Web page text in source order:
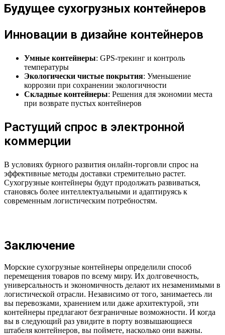
Будущее сухогрузных контейнеров
Инновации в дизайне контейнеров
Умные контейнеры: GPS-трекинг и контроль
температуры
Экологически чистые покрытия: Уменьшение
коррозии при сохранении экологичности
Складные контейнеры: Решения для экономии места
при возврате пустых контейнеров
Растущий спрос в электронной
коммерции
В условиях бурного развития онлайн-торговли спрос на
эффективные методы доставки стремительно растет.
Сухогрузные контейнеры будут продолжать развиваться,
становясь более интеллектуальными и адаптируясь к
современным логистическим потребностям.
Заключение
Морские сухогрузные контейнеры определили способ
перемещения товаров по всему миру. Их долговечность,
универсальность и экономичность делают их незаменимыми в
логистической отрасли. Независимо от того, занимаетесь ли
вы перевозками, хранением или даже архитектурой, эти
контейнеры предлагают безграничные возможности. И когда
вы в следующий раз увидите в порту возвышающиеся
штабеля контейнеров, вы поймете, насколько они важны.